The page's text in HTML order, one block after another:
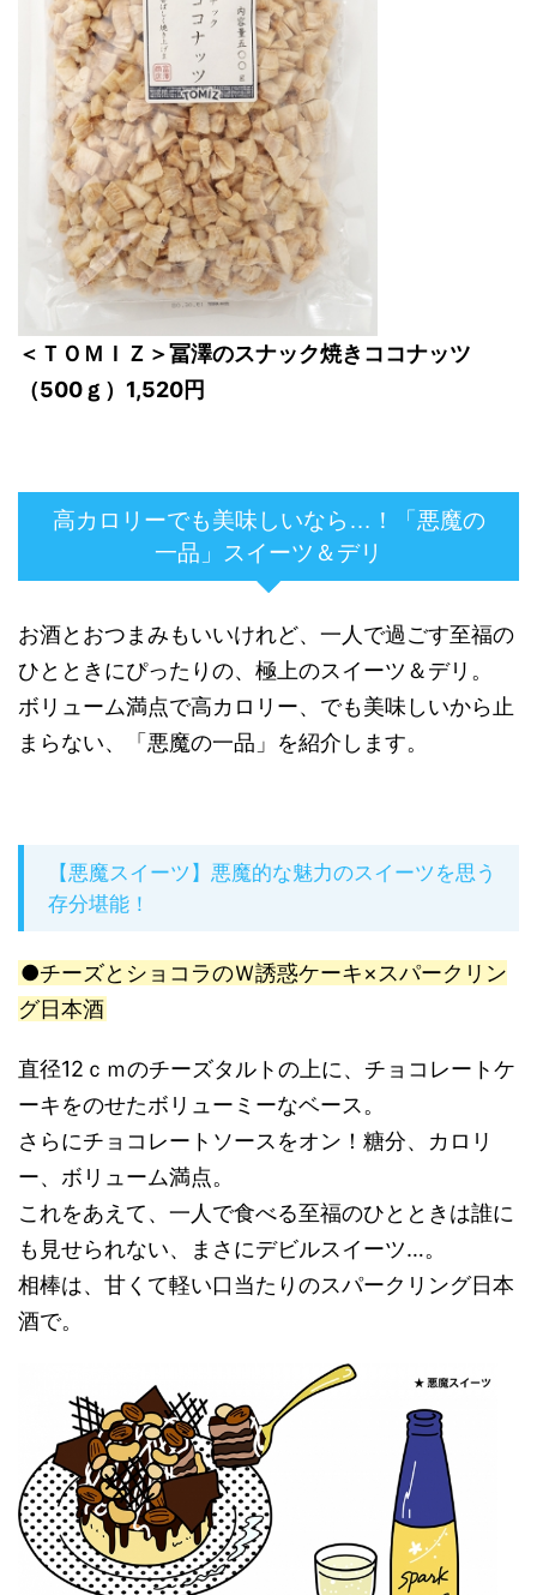
＜ＴＯＭＩＺ＞冨澤のスナック焼きココナッツ
（500ｇ）1,520円
高カロリーでも美味しいなら…！「悪魔の
一品」スイーツ＆デリ
お酒とおつまみもいいけれど、一人で過ごす至福の
ひとときにぴったりの、極上のスイーツ＆デリ。
ボリューム満点で高カロリー、でも美味しいから止
まらない、「悪魔の一品」を紹介します。
【悪魔スイーツ】悪魔的な魅力のスイーツを思う
存分堪能！
●チーズとショコラのＷ誘惑ケーキ×スパークリン
グ日本酒
直径12ｃｍのチーズタルトの上に、チョコレートケ
ーキをのせたボリューミーなベース。
さらにチョコレートソースをオン！糖分、カロリ
ー、ボリューム満点。
これをあえて、一人で食べる至福のひとときは誰に
も見せられない、まさにデビルスイーツ…。
相棒は、甘くて軽い口当たりのスパークリング日本
酒で。